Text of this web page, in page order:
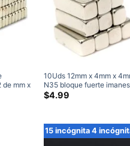
de mm x
10Uds 12mm x 4mm x
N35 bloque fuerte
neodimio de tierras raras
$4.99
15 incógnita 4